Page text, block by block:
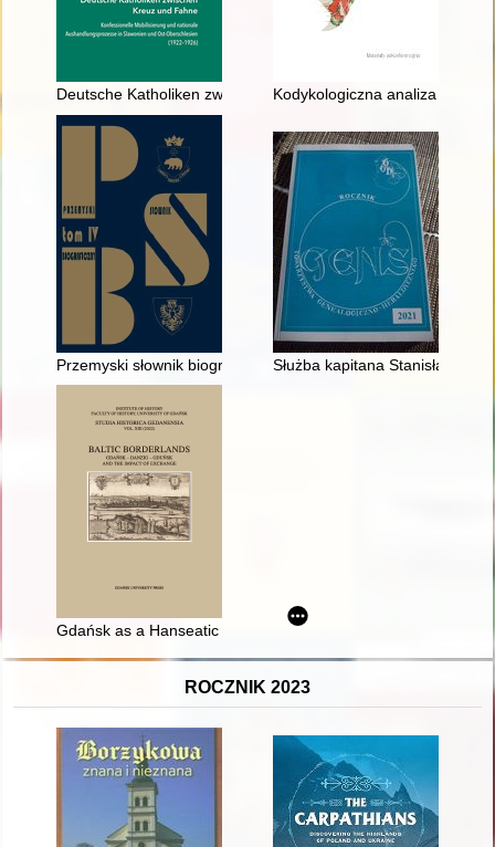
Deutsche Katholiken zwischen Kreuz und Fahne :
Kodykologiczna analiza
Przemyski słownik biograficzny. T. 4Służba kapitana Stanisława
Gdańsk as a Hanseatic city in the Late Middle Ages :
ROCZNIK 2023